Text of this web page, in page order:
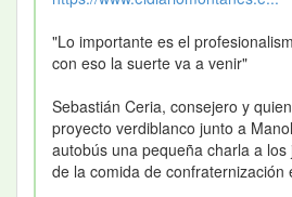
"Lo importante es el
con eso la suerte va a venir"
Sebastián Ceria, consejero y
proyecto verdiblanco junto a
autobús una pequeña charla a
de la comida de confraternización